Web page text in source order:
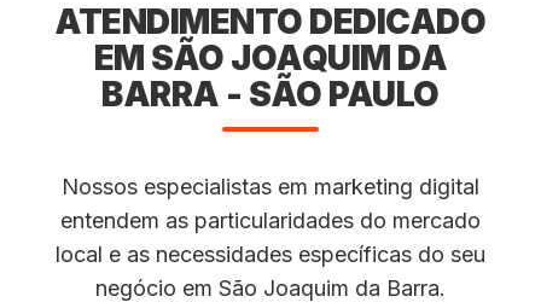
ATENDIMENTO DEDICADO
EM SÃO JOAQUIM DA
BARRA - SÃO PAULO
Nossos especialistas em marketing digital
entendem as particularidades do mercado
local e as necessidades específicas do seu
negócio em São Joaquim da Barra.